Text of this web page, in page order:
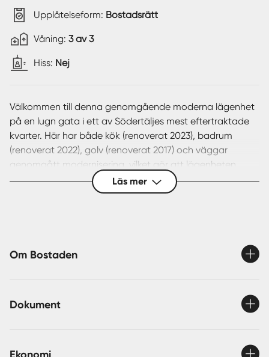
Upplåtelseform: Bostadsrätt
Våning: 3 av 3
Hiss: Nej
Välkommen till denna genomgående moderna lägenhet
på en lugn gata i ett av Södertäljes mest eftertraktade
kvarter. Här har både kök (renoverat 2023), badrum
(renoverat 2022), golv (renoverat 2017) och väggar
genomgått modernisering, vilket gör att lägenheten
känns fräsch, modern och inflyttningsklar.
du dessutom utsikt mot föreningens lugna innergård.
mycket gott skick, medan badrummet – renoverat 2022
– ger en modern och lyxig känsla. Golven i bostaden
Läs mer
Om Bostaden
Dokument